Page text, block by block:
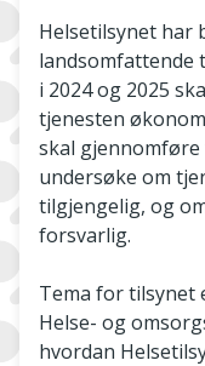
Helsetilsynet har
landsomfattende
i 2024 og 2025
tjenesten
skal gjennomføre
undersøke om
tilgjengelig, og
forsvarlig.
Tema for tilsynet
Helse- og
hvordan